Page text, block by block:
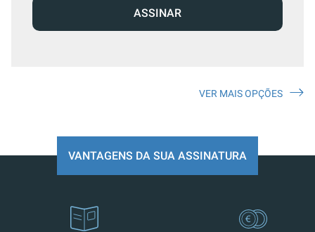
ASSINAR
VER MAIS OPÇÕES
VANTAGENS DA SUA ASSINATURA